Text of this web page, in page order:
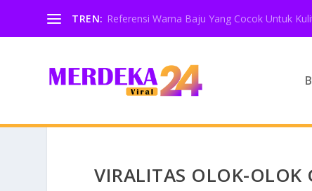
TREN: Referensi Warna Baju Yang Cocok Untuk
VIRALITAS OLOK-OLOK